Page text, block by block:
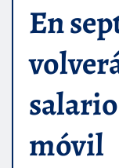
En
móvil